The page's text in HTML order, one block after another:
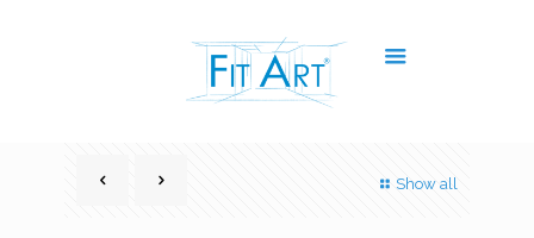
Show all